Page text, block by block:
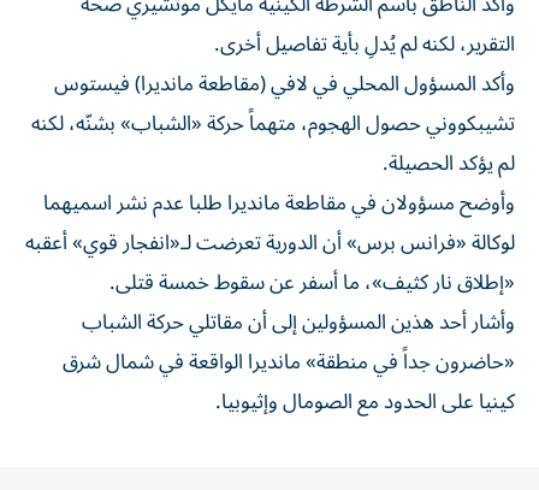
التقرير، لكنه لم يُدلِ بأية تفاصيل أخرى.
وأكد المسؤول المحلي في لافي (مقاطعة مانديرا) فيستوس
تشيبكووني حصول الهجوم، متهماً حركة «الشباب» بشنّه، لكنه
لم يؤكد الحصيلة.
وأوضح مسؤولان في مقاطعة مانديرا طلبا عدم نشر اسميهما
لوكالة «فرانس برس» أن الدورية تعرضت لـ«انفجار قوي» أعقبه
«إطلاق نار كثيف»، ما أسفر عن سقوط خمسة قتلى.
وأشار أحد هذين المسؤولين إلى أن مقاتلي حركة الشباب
«حاضرون جداً في منطقة» مانديرا الواقعة في شمال شرق
كينيا على الحدود مع الصومال وإثيوبيا.